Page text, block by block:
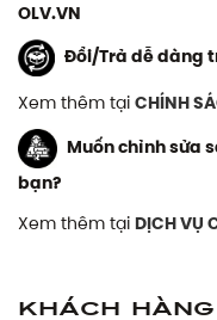
OLV.VN
Đổi/Trả dễ dàng
Xem thêm tại CHÍNH
Muốn chỉnh sửa
bạn?
Xem thêm tại DỊCH VỤ
Khách